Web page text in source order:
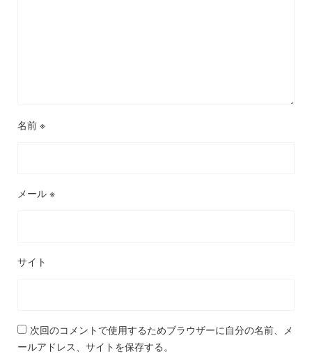
名前 ※
メール ※
サイト
次回のコメントで使用するためブラウザーに自分の名前、メ
ールアドレス、サイトを保存する。